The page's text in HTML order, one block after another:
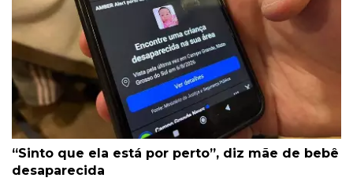
“Sinto que ela está por perto”, diz mãe de bebê
desaparecida